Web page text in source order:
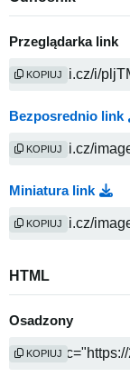
Przeglądarka link
KOPIUJ
Bezposrednio link
KOPIUJ
Miniatura link
KOPIUJ
HTML
Osadzony
KOPIUJ